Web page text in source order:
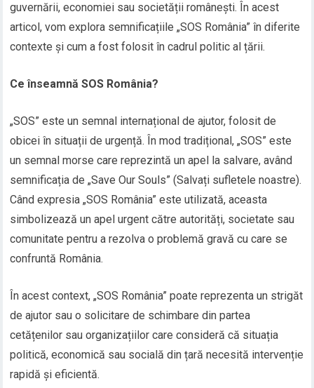
guvernării, economiei sau societății românești. În acest
articol, vom explora semnificațiile „SOS România” în diferite
contexte și cum a fost folosit în cadrul politic al țării.
Ce înseamnă SOS România?
„SOS” este un semnal internațional de ajutor, folosit de
obicei în situații de urgență. În mod tradițional, „SOS” este
un semnal morse care reprezintă un apel la salvare, având
semnificația de „Save Our Souls” (Salvați sufletele noastre).
Când expresia „SOS România” este utilizată, aceasta
simbolizează un apel urgent către autorități, societate sau
comunitate pentru a rezolva o problemă gravă cu care se
confruntă România.
În acest context, „SOS România” poate reprezenta un strigăt
de ajutor sau o solicitare de schimbare din partea
cetățenilor sau organizațiilor care consideră că situația
politică, economică sau socială din țară necesită intervenție
rapidă și eficientă.